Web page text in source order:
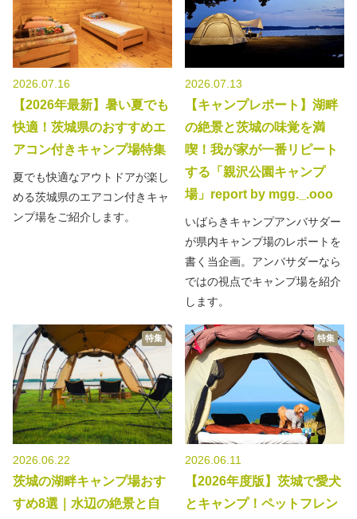
2026.07.16
【2026年最新】暑い夏でも
快適！茨城県のおすすめエ
アコン付きキャンプ場特集
夏でも快適なアウトドアが楽し
める茨城県のエアコン付きキャ
ンプ場をご紹介します。
2026.07.13
【キャンプレポート】湖畔
の絶景と茨城の味覚を満
喫！我が家が一番リピート
する「親沢公園キャンプ
場」report by mgg._.ooo
いばらきキャンプアンバサダー
が県内キャンプ場のレポートを
書く当企画。アンバサダーなら
ではの視点でキャンプ場を紹介
します。
特集
2026.06.22
茨城の湖畔キャンプ場おす
すめ8選｜水辺の絶景と自
特集
2026.06.11
【2026年度版】茨城で愛犬
とキャンプ！ペットフレン